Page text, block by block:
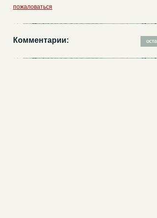
пожаловаться
Комментарии: